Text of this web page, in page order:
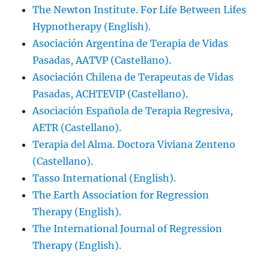
The Newton Institute. For Life Between Lifes
Hypnotherapy (English).
Asociación Argentina de Terapia de Vidas
Pasadas, AATVP (Castellano).
Asociación Chilena de Terapeutas de Vidas
Pasadas, ACHTEVIP (Castellano).
Asociación Española de Terapia Regresiva,
AETR (Castellano).
Terapia del Alma. Doctora Viviana Zenteno
(Castellano).
Tasso International (English).
The Earth Association for Regression
Therapy (English).
The International Journal of Regression
Therapy (English).